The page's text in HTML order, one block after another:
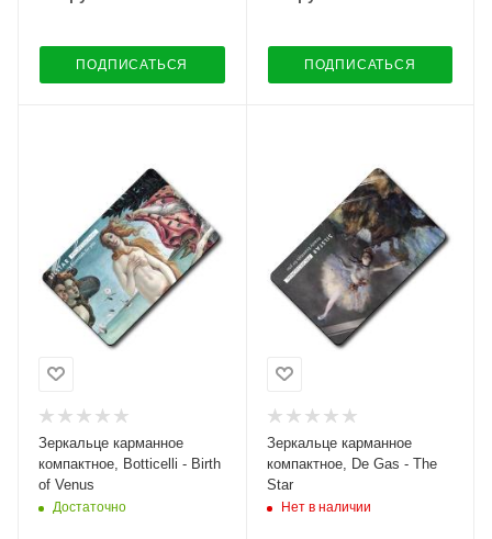
ПОДПИСАТЬСЯ ПОДПИСАТЬСЯ
Зеркальце карманное
компактное, Botticelli - Birth
of Venus
Достаточно
Зеркальце карманное
компактное, De Gas - The
Star
Нет в наличии